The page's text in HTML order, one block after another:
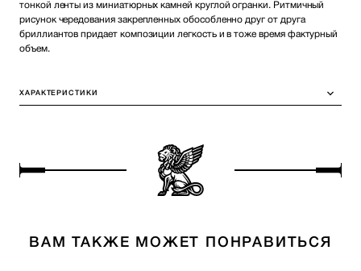
тонкой ленты из миниатюрных камней круглой огранки. Ритмичный
рисунок чередования закрепленных обособленно друг от друга
бриллиантов придает композиции легкость и в тоже время фактурный
объем.
ХАРАКТЕРИСТИКИ
ВАМ ТАКЖЕ МОЖЕТ ПОНРАВИТЬСЯ